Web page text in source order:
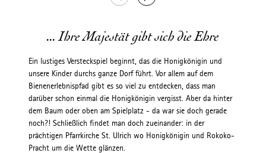
... Ihre Majestät gibt sich die Ehre
Ein lustiges Versteckspiel beginnt, das die Honigkönigin und
unsere Kinder durchs ganze Dorf führt. Vor allem auf dem
Bienenerlebnispfad gibt es so viel zu entdecken, dass man
darüber schon einmal die Honigkönigin vergisst. Aber da hinter
dem Baum oder oben am Spielplatz - da war sie doch gerade
noch?! Schließlich findet man doch zueinander: in der
prächtigen Pfarrkirche St. Ulrich wo Honigkönigin und Rokoko-
Pracht um die Wette glänzen.